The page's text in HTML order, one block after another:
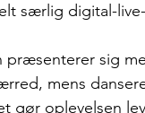
særlig digital-
præsenterer sig
mens
gør oplevelsen